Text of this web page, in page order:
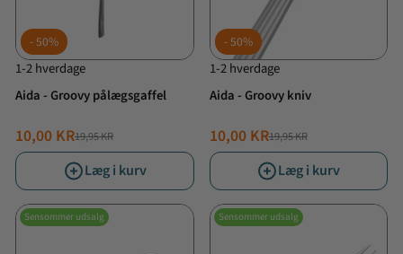
50%
1-2 hverdage
Aida - Groovy pålægsgaffel
NORMALPRIS
19,95 KR
TILBUDSPRIS
10,00 KR
Læg i kurv
50%
1-2 hverdage
Aida - Groovy kniv
NORMALPRIS
19,95 KR
TILBUDSPRIS
10,00 KR
Læg i kurv
Sensommer udsalg Sensommer udsalg